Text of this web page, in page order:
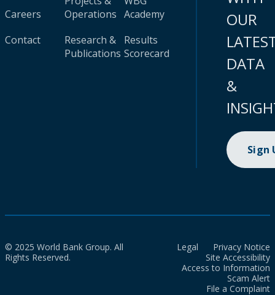
Careers
Contact
Operations
Research &
Publications
Academy
Results
Scorecard
OUR
DATA
&
Sign
© 2025 World Bank Group. All
Rights Reserved.
Legal
Privacy Notice
Site Accessibility
Access to Information
Scam Alert
File a Complaint